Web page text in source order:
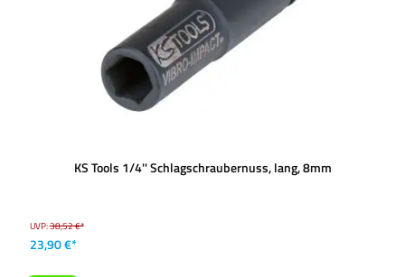
KS Tools 1/4'' Schlagschraubernuss, lang, 8mm
UVP:38,52 €*
23,90 €*